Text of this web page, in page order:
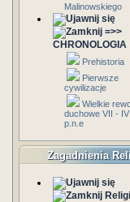
Malinowskiego
=>>
CHRONOLOGIA
Prehistoria
Pierwsze
cywilizacje
Wielkie
duchowe VII - IV
p.n.e
Zagadnienia